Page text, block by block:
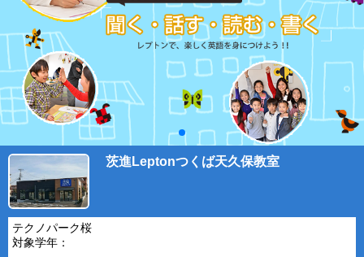
茨進Leptonつくば天久保教室
テクノパーク桜
対象学年：